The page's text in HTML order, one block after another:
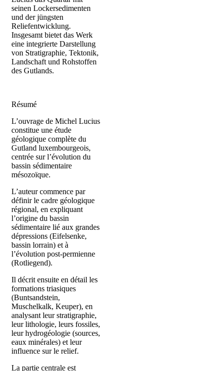
seinen Lockersedimenten
und der jüngsten
Reliefentwicklung.
Insgesamt bietet das Werk
eine integrierte Darstellung
von Stratigraphie, Tektonik,
Landschaft und Rohstoffen
des Gutlands.
Résumé
L’ouvrage de Michel Lucius
constitue une étude
géologique complète du
Gutland luxembourgeois,
centrée sur l’évolution du
bassin sédimentaire
mésozoïque.
L’auteur commence par
définir le cadre géologique
régional, en expliquant
l’origine du bassin
sédimentaire lié aux grandes
dépressions (Eifelsenke,
bassin lorrain) et à
l’évolution post-permienne
(Rotliegend).
Il décrit ensuite en détail les
formations triasiques
(Buntsandstein,
Muschelkalk, Keuper), en
analysant leur stratigraphie,
leur lithologie, leurs fossiles,
leur hydrogéologie (sources,
eaux minérales) et leur
influence sur le relief.
La partie centrale est